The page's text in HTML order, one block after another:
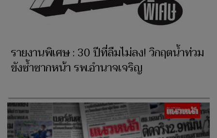
รายงานพิเศษ : 30 ปีที่ลืมไม่ลง! วิกฤตน้ำท่วม
ขังซ้ำซากหน้า รพ.อำนาจเจริญ